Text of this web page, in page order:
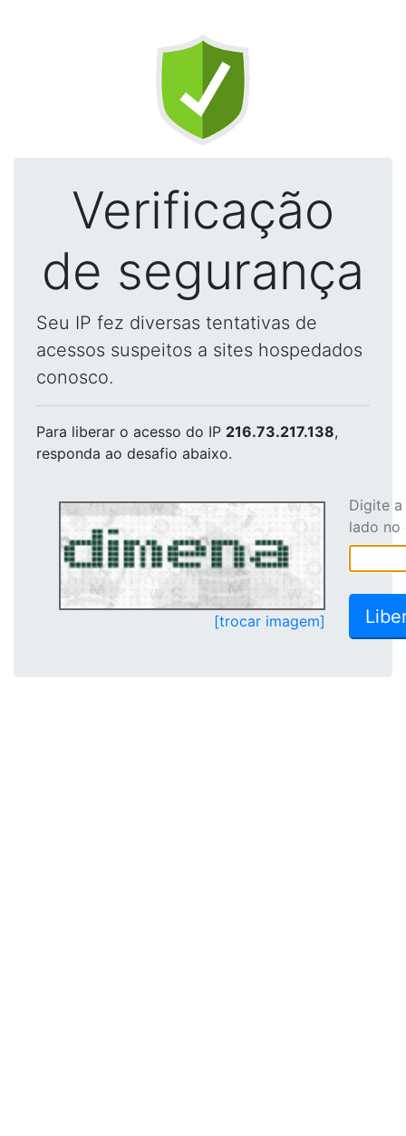
Verificação
de segurança
Seu IP fez diversas tentativas de
acessos suspeitos a sites hospedados
conosco.
Para liberar o acesso do IP 216.73.217.138,
responda ao desafio abaixo.
[trocar imagem]
Digite
lado no